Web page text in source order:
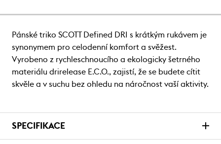
Pánské triko SCOTT Defined DRI s krátkým rukávem je
synonymem pro celodenní komfort a svěžest.
Vyrobeno z rychleschnoucího a ekologicky šetrného
materiálu drirelease E.C.O., zajistí, že se budete cítit
skvěle a v suchu bez ohledu na náročnost vaší aktivity.
SPECIFIKACE